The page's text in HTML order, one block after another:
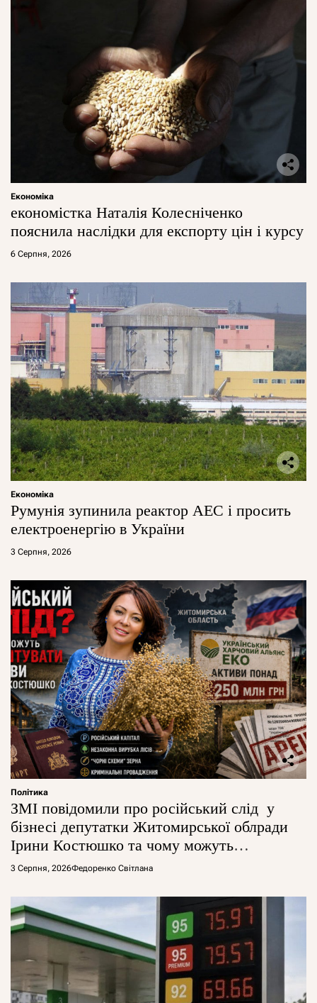
Економіка
економістка Наталія Колесніченко
пояснила наслідки для експорту цін і курсу
6 Серпня, 2026
Економіка
Румунія зупинила реактор АЕС і просить
електроенергію в України
3 Серпня, 2026
Політика
ЗМІ повідомили про російський слід у
бізнесі депутатки Житомирської облради
Ірини Костюшко та чому можуть
арештувати її активи
3 Серпня, 2026Федоренко Світлана